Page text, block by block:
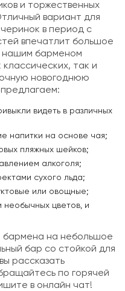
и торжественных
вариант для
в период с
впечатлит большое
нашим барменом
так и
новогоднюю
видеть в различных
напитки на основе чая;
пляжных шейков;
алкоголя;
сухого льда;
или овощные;
цветов, и
бармена на небольшое
бар со стойкой для
рассказать
по горячей
в онлайн чат!